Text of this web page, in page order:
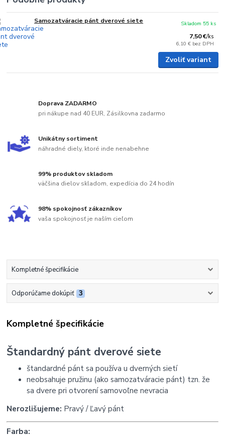
Samozatváracie pánt dverové siete
7,50 €/ks
6,10 € bez DPH
Skladom 55 ks
Zvoliť variant
Doprava ZADARMO
pri nákupe nad 40 EUR, Zásilkovna zadarmo
Unikátny sortiment
náhradné diely, ktoré inde nenabehne
99% produktov skladom
väčšina dielov skladom, expedícia do 24 hodín
98% spokojnosť zákazníkov
vaša spokojnosť je naším cieľom
Kompletné špecifikácie
Odporúčame dokúpiť 3
Kompletné špecifikácie
Štandardný pánt dverové siete
štandardné pánt sa používa u dverných sietí
neobsahuje pružinu (ako samozatváracie pánt) tzn. že
sa dvere pri otvorení samovoľne nevracia
Nerozlišujeme: Pravý / Ľavý pánt
Farba: